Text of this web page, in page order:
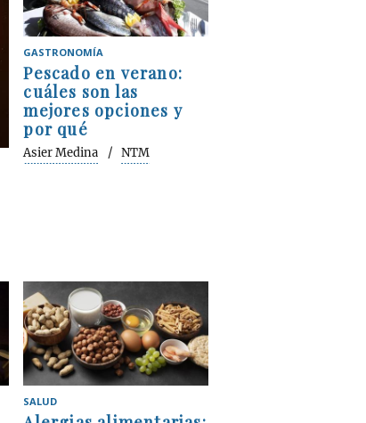
GASTRONOMÍA
Pescado en verano:
cuáles son las
mejores opciones y
por qué
Asier Medina NTM
SALUD